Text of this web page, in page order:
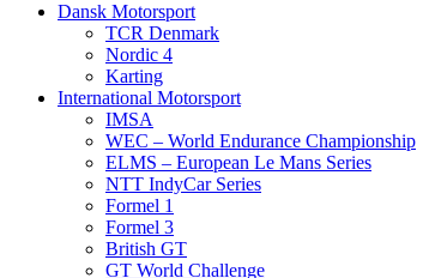
Dansk Motorsport
TCR Denmark
Nordic 4
Karting
International Motorsport
IMSA
WEC – World Endurance Championship
ELMS – European Le Mans Series
NTT IndyCar Series
Formel 1
Formel 3
British GT
GT World Challenge